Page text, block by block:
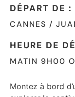
DÉPART DE :
CANNES /
HEURE DE
MATIN 9H00
Montez à bord